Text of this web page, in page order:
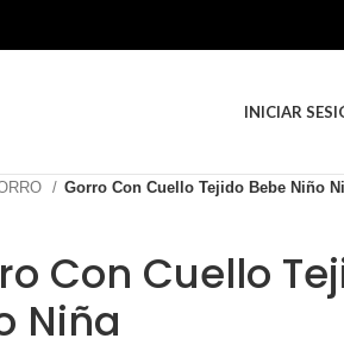
INICIAR
Gorro Con Cuello Tejido Bebe Niño
Con Cuello
Niña